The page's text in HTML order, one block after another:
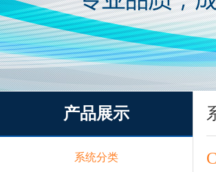
产品展示
系统分类